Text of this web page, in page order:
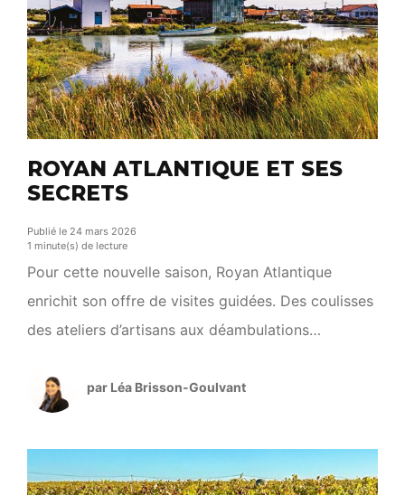
ROYAN ATLANTIQUE ET SES
SECRETS
Publié le 24 mars 2026
1 minute(s) de lecture
Pour cette nouvelle saison, Royan Atlantique
enrichit son offre de visites guidées. Des coulisses
des ateliers d’artisans aux déambulations
rythmeront l’année 2026. Les rendez-vous de
Pâques : On part à la découverte de trois
nouveaux artisans Les nouveautés 2026 : Pour en
savoir plus sur les visites guidées […]
par Léa Brisson-Goulvant